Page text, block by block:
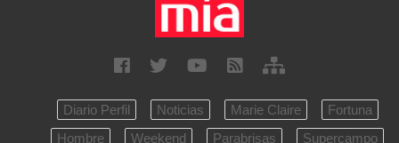
Diario Perfil Noticias Marie Claire
Fortuna
Hombre
Weekend Parabrisas Supercampo